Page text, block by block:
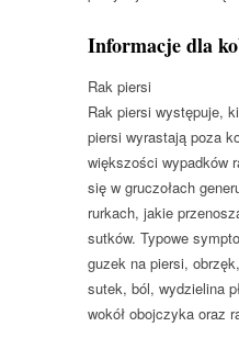
Informacje dla
Rak piersi
Rak piersi występuje,
piersi wyrastają poza
większości wypadków
się w gruczołach
rurkach, jakie
sutków. Typowe
guzek na piersi,
sutek, ból, wydzielina
wokół obojczyka oraz